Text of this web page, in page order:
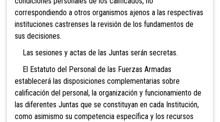
correspondiendo a otros organismos ajenos a las respectivas
instituciones castrenses la revisión de los fundamentos de
sus decisiones.
Las sesiones y actas de las Juntas serán secretas.
El Estatuto del Personal de las Fuerzas Armadas
establecerá las disposiciones complementarias sobre
calificación del personal, la organización y funcionamiento de
las diferentes Juntas que se constituyan en cada Institución,
como asimismo su competencia específica y los recursos